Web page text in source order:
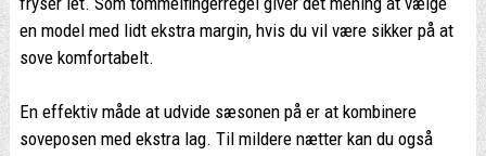
en model med lidt ekstra margin, hvis du vil være sikker på at
sove komfortabelt.
En effektiv måde at udvide sæsonen på er at kombinere
soveposen med ekstra lag. Til mildere nætter kan du også